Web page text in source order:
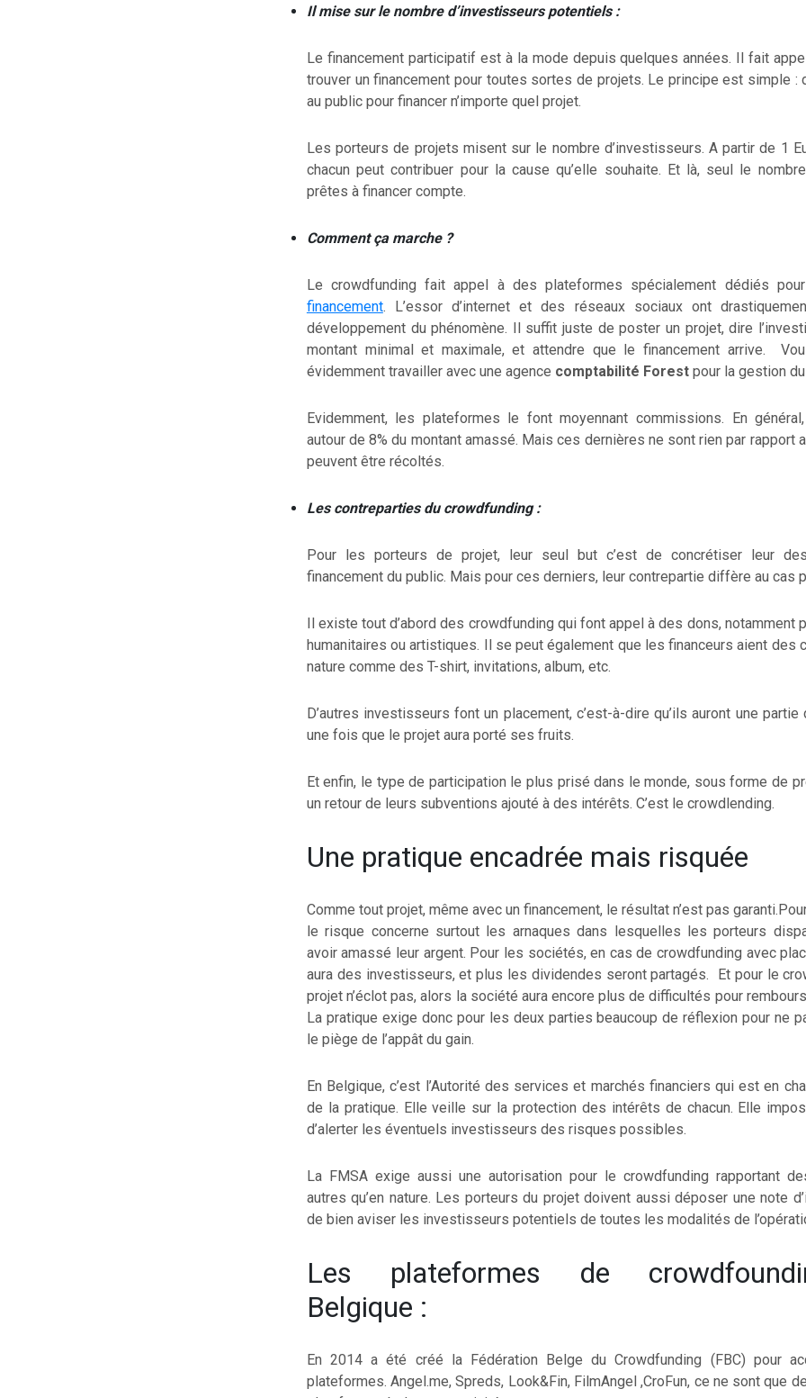
Il mise sur le nombre d’investisseurs potentiels :
Le financement participatif est à la mode depuis quelques années. Il fait
trouver un financement pour toutes sortes de projets. Le principe est simple :
au public pour financer n’importe quel projet.
Les porteurs de projets misent sur le nombre d’investisseurs. A partir de 1
chacun peut contribuer pour la cause qu’elle souhaite. Et là, seul le
prêtes à financer compte.
Comment ça marche ?
Le crowdfunding fait appel à des plateformes spécialement dédiés
financement. L’essor d’internet et des réseaux sociaux ont
développement du phénomène. Il suffit juste de poster un projet, dire
montant minimal et maximale, et attendre que le financement arrive.
évidemment travailler avec une agence comptabilité Forestpour la gestion
Evidemment, les plateformes le font moyennant commissions. En
autour de 8% du montant amassé. Mais ces dernières ne sont rien par rapport
peuvent être récoltés.
Les contreparties du crowdfunding :
Pour les porteurs de projet, leur seul but c’est de concrétiser leur
financement du public. Mais pour ces derniers, leur contrepartie diffère au cas
Il existe tout d’abord des crowdfunding qui font appel à des dons, notamment
humanitaires ou artistiques. Il se peut également que les financeurs aient des
nature comme des T-shirt, invitations, album, etc.
D’autres investisseurs font un placement, c’est-à-dire qu’ils auront une
une fois que le projet aura porté ses fruits.
Et enfin, le type de participation le plus prisé dans le monde, sous forme de
un retour de leurs subventions ajouté à des intérêts. C’est le crowdlending.
Une pratique encadrée mais risquée
Comme tout projet, même avec un financement, le résultat n’est pas
le risque concerne surtout les arnaques dans lesquelles les porteurs
avoir amassé leur argent. Pour les sociétés, en cas de crowdfunding avec
aura des investisseurs, et plus les dividendes seront partagés. Et pour le
projet n’éclot pas, alors la société aura encore plus de difficultés pour
La pratique exige donc pour les deux parties beaucoup de réflexion pour ne
le piège de l’appât du gain.
En Belgique, c’est l’Autorité des services et marchés financiers qui est en
de la pratique. Elle veille sur la protection des intérêts de chacun. Elle
d’alerter les éventuels investisseurs des risques possibles.
La FMSA exige aussi une autorisation pour le crowdfunding rapportant
autres qu’en nature. Les porteurs du projet doivent aussi déposer une note
de bien aviser les investisseurs potentiels de toutes les modalités de
Les plateformes de
Belgique :
En 2014 a été créé la Fédération Belge du Crowdfunding (FBC) pour
plateformes. Angel.me, Spreds, Look&Fin, FilmAngel ,CroFun, ce ne sont que